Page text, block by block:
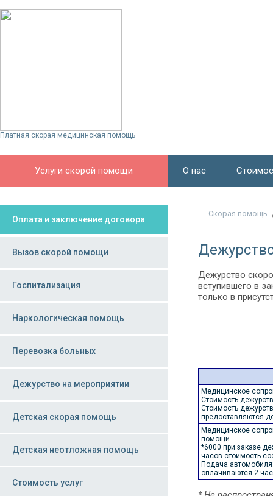
Платная скорая медицинская помощь
Услуги скорой помощи О нас
Оплата и заключение договора
Вызов скорой помощи
Госпитализация
Наркологическая помощь
Перевозка больных
Дежурство на мероприятии
Детская скорая помощь
Детская неотложная помощь
Стоимость услуг
Скорая помощь
Дежурство
вступившего в
только в
Медицинское
Стоимость
Стоимость
предоставляются
Медицинское
помощи
*6000 при заказе
часов стоимость
Подача
оплачиваются 2